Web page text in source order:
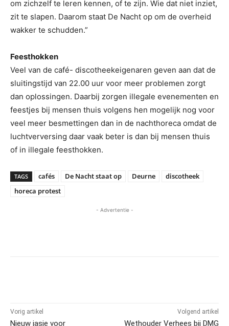
om zichzelf te leren kennen, of te zijn. Wie dat niet inziet,
zit te slapen. Daarom staat De Nacht op om de overheid
wakker te schudden.”
Feesthokken
Veel van de café- discotheekeigenaren geven aan dat de
sluitingstijd van 22.00 uur voor meer problemen zorgt
dan oplossingen. Daarbij zorgen illegale evenementen en
feestjes bij mensen thuis volgens hen mogelijk nog voor
veel meer besmettingen dan in de nachthoreca omdat de
luchtverversing daar vaak beter is dan bij mensen thuis
of in illegale feesthokken.
TAGS cafés De Nacht staat op Deurne
discotheek
horeca protest
- Advertentie -
Vorig artikel
Nieuw jasje voor
Volgend artikel
Wethouder Verhees bij DMG